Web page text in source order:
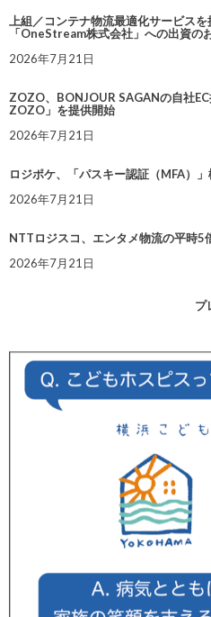
上組／コンテナ物流最適化サービス
「OneStream株式会社」への出資の
2026年7月21日
ZOZO、BONJOUR SAGANの自社
ZOZO」を提供開始
2026年7月21日
ロジポケ、「パスキー認証（MFA）
2026年7月21日
NTTロジスコ、エンタメ物流の平時
2026年7月21日
プ